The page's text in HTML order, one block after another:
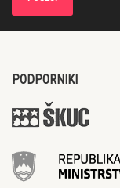
PODPORNIKI